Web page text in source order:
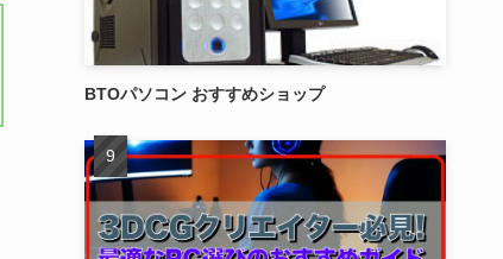
BTOパソコン おすすめショップ